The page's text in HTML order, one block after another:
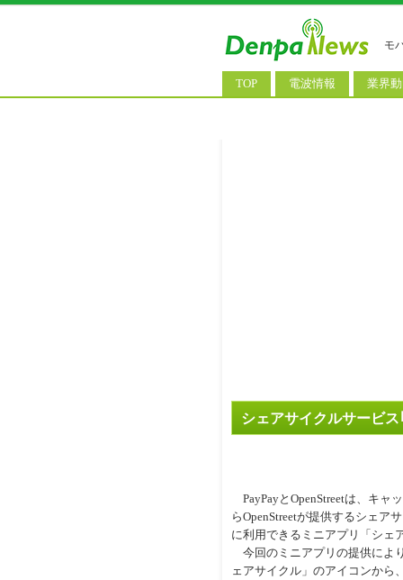
モ
TOP 電波情報 業界
シェアサイクルサービ
PayPayとOpenStreetは、キャ
らOpenStreetが提供するシェア
に利用できるミニアプリ「シェ
今回のミニアプリの提供によ
ェアサイクル」のアイコンから